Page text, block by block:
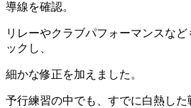
導線を確認。
リレーやクラブパフォーマンスな
ックし、
細かな修正を加えました。
予行練習の中でも、すでに白熱し